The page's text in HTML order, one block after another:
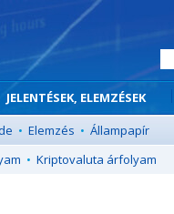
JELENTÉSEK, ELEMZÉSEK
• Elemzés • Állampapír
• Kriptovaluta árfolyam